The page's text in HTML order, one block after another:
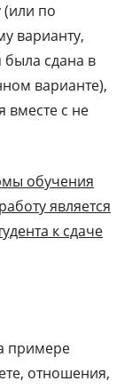
по
варианту,
была сдана в
варианте),
вместе с не
обучения
является
к сдаче
примере
отношения,